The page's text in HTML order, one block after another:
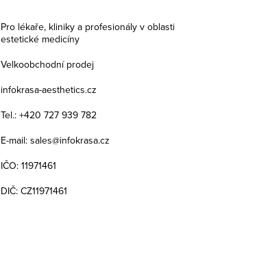
Pro lékaře, kliniky a profesionály v oblasti
estetické medicíny
Velkoobchodní prodej
infokrasa-aesthetics.cz
Tel.: +420 727 939 782
E-mail: sales@infokrasa.cz
IČO: 11971461
DIČ: CZ11971461